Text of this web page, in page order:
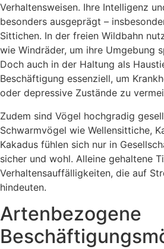
Verhaltensweisen. Ihre Intelligenz
besonders ausgeprägt –
Sittichen. In der freien Wildbahn
wie Windräder, um ihre Umgebung
Doch auch in der Haltung als
Beschäftigung essenziell, um
oder depressive Zustände zu
Zudem sind Vögel hochgradig
Schwarmvögel wie Wellensittiche,
Kakadus fühlen sich nur in
sicher und wohl. Alleine gehaltene
Verhaltensauffälligkeiten, die auf
hindeuten.
Artenbezogene